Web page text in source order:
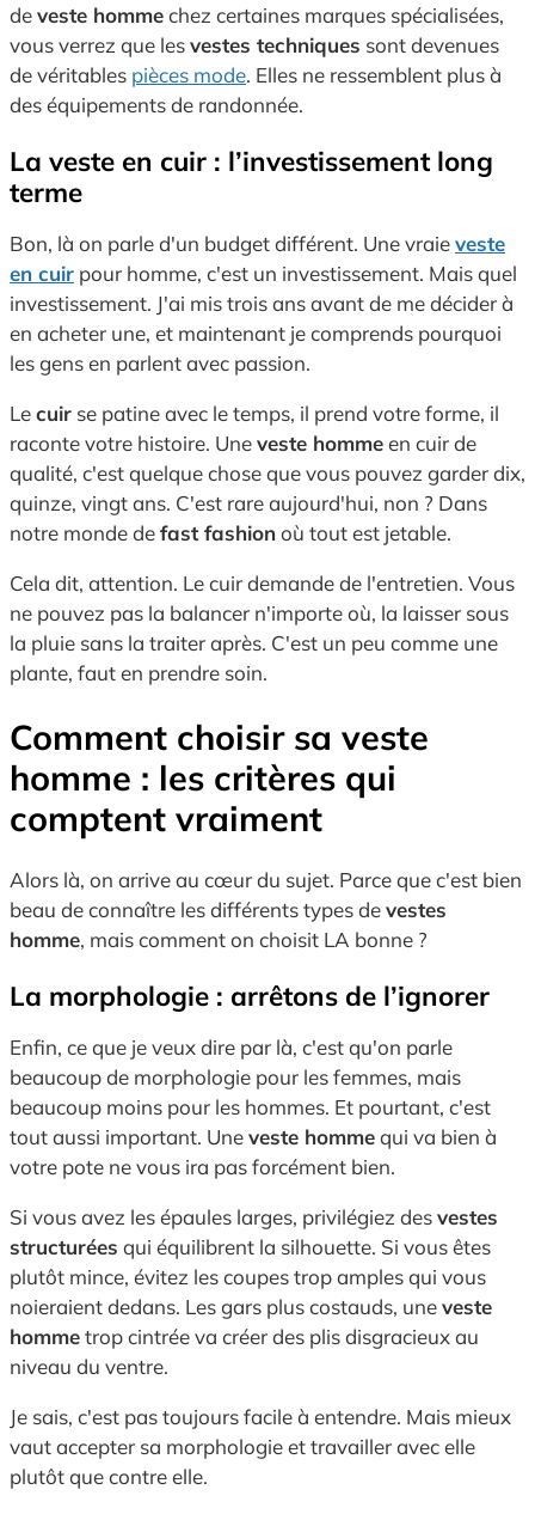
deveste hommechez certaines marques spécialisées,
vous verrez que lesvestes techniques sont devenues
de véritables pièces mode. Elles ne ressemblent plus à
des équipements de randonnée.
La veste en cuir : l’investissement long
terme
Bon, là on parle d'un budget différent. Une vraieveste
en cuir pour homme, c'est un investissement. Mais quel
investissement. J'ai mis trois ans avant de me décider à
en acheter une, et maintenant je comprends pourquoi
les gens en parlent avec passion.
Lecuir se patine avec le temps, il prend votre forme, il
raconte votre histoire. Uneveste hommeen cuir de
qualité, c'est quelque chose que vous pouvez garder dix,
quinze, vingt ans. C'est rare aujourd'hui, non ? Dans
notre monde defast fashionoù tout est jetable.
Cela dit, attention. Le cuir demande de l'entretien. Vous
ne pouvez pas la balancer n'importe où, la laisser sous
la pluie sans la traiter après. C'est un peu comme une
plante, faut en prendre soin.
Comment choisir sa veste
homme : les critères qui
comptent vraiment
Alors là, on arrive au cœur du sujet. Parce que c'est bien
beau de connaître les différents types devestes
homme, mais comment on choisit LA bonne ?
La morphologie : arrêtons de l’ignorer
Enfin, ce que je veux dire par là, c'est qu'on parle
beaucoup de morphologie pour les femmes, mais
beaucoup moins pour les hommes. Et pourtant, c'est
tout aussi important. Uneveste hommequi va bien à
votre pote ne vous ira pas forcément bien.
Si vous avez les épaules larges, privilégiez desvestes
structurées qui équilibrent la silhouette. Si vous êtes
plutôt mince, évitez les coupes trop amples qui vous
noieraient dedans. Les gars plus costauds, uneveste
hommetrop cintrée va créer des plis disgracieux au
niveau du ventre.
Je sais, c'est pas toujours facile à entendre. Mais mieux
vaut accepter sa morphologie et travailler avec elle
plutôt que contre elle.